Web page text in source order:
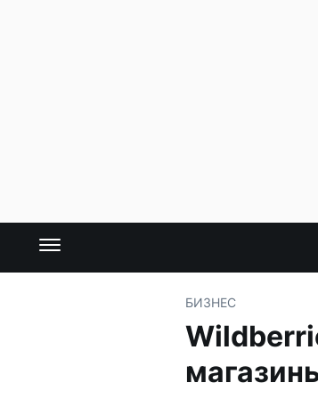
БИЗНЕС